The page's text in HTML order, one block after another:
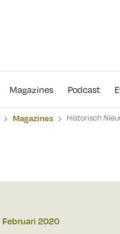
Magazines Podcast
Magazines Historisch
Februari 2020